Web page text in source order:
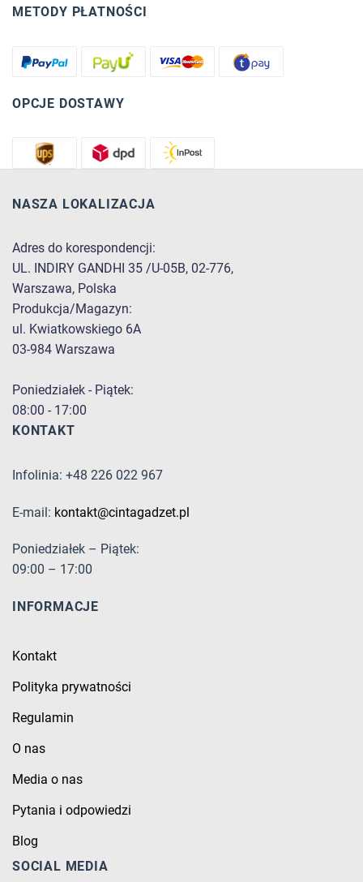
METODY PŁATNOŚCI
OPCJE DOSTAWY
NASZA LOKALIZACJA
Adres do korespondencji:
UL. INDIRY GANDHI 35 /U-05B, 02-776,
Warszawa, Polska
Produkcja/Magazyn:
ul. Kwiatkowskiego 6A
03-984 Warszawa
Poniedziałek - Piątek:
08:00 - 17:00
KONTAKT
Infolinia: +48 226 022 967
E-mail: kontakt@cintagadzet.pl
Poniedziałek – Piątek:
09:00 – 17:00
INFORMACJE
Kontakt
Polityka prywatności
Regulamin
O nas
Media o nas
Pytania i odpowiedzi
Blog
SOCIAL MEDIA